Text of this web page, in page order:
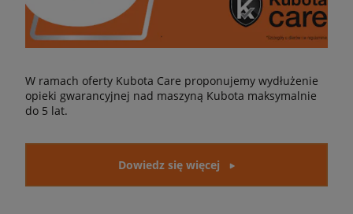
W ramach oferty Kubota Care proponujemy wydłużenie
opieki gwarancyjnej nad maszyną Kubota maksymalnie
do 5 lat.
Dowiedz się więcej